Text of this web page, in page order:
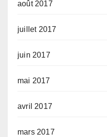
août 2017
juillet 2017
juin 2017
mai 2017
avril 2017
mars 2017